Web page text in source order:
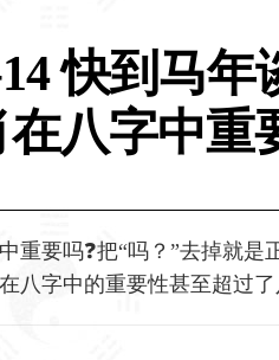
快到马年
八字中重
重要吗❓把“吗？”去掉就
八字中的重要性甚至超过